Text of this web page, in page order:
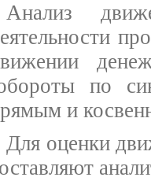
Анализ
по
и
Для оценки